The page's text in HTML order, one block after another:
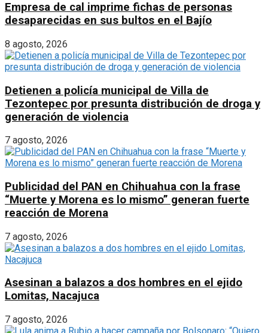
Empresa de cal imprime fichas de personas
desaparecidas en sus bultos en el Bajío
8 agosto, 2026
Detienen a policía municipal de Villa de
Tezontepec por presunta distribución de droga y
generación de violencia
7 agosto, 2026
Publicidad del PAN en Chihuahua con la frase
“Muerte y Morena es lo mismo” generan fuerte
reacción de Morena
7 agosto, 2026
Asesinan a balazos a dos hombres en el ejido
Lomitas, Nacajuca
7 agosto, 2026